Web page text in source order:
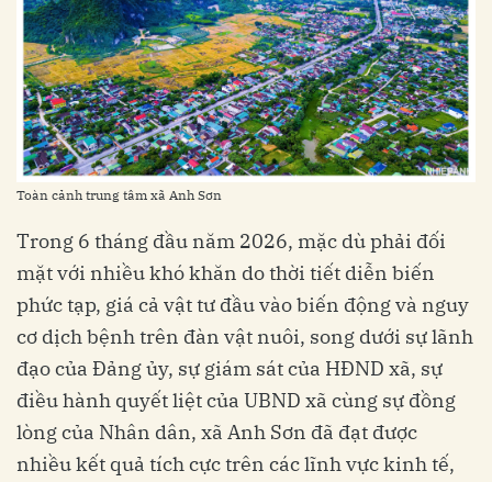
Toàn cảnh trung tâm xã Anh Sơn
Trong 6 tháng đầu năm 2026, mặc dù phải đối
mặt với nhiều khó khăn do thời tiết diễn biến
phức tạp, giá cả vật tư đầu vào biến động và nguy
cơ dịch bệnh trên đàn vật nuôi, song dưới sự lãnh
đạo của Đảng ủy, sự giám sát của HĐND xã, sự
điều hành quyết liệt của UBND xã cùng sự đồng
lòng của Nhân dân, xã Anh Sơn đã đạt được
nhiều kết quả tích cực trên các lĩnh vực kinh tế,